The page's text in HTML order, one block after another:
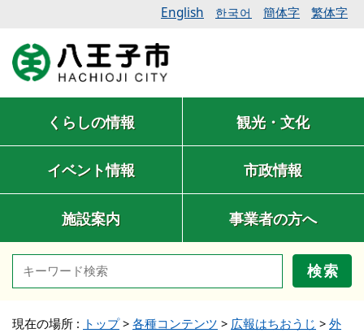
English 한국어 簡体字 繁体字
くらしの情報 観光・文化
イベント情報 市政情報
施設案内 事業者の方へ
検索
現在の場所 : トップ> 各種コンテンツ > 広報はちおうじ > 外